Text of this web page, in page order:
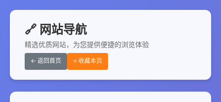
🔗 网站导航
精选优质网站，为您提供便捷的浏览体验
← 返回首页 ⭐ 收藏本页